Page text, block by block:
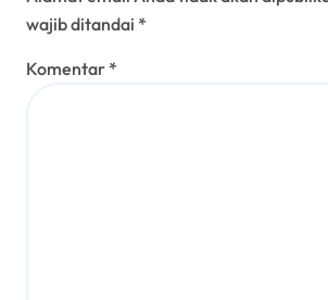
wajib ditandai *
Komentar *